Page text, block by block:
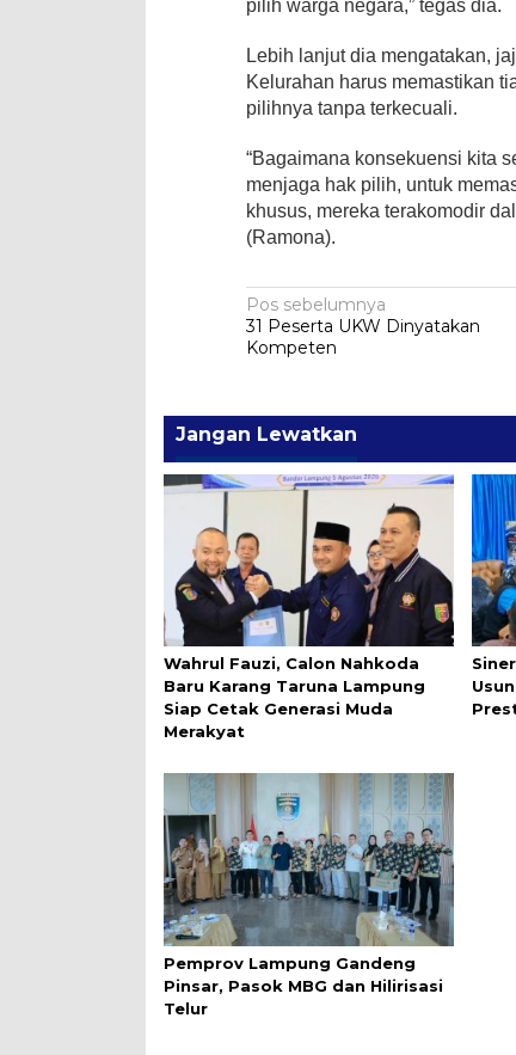
pilih warga negara,” tegas dia.
Lebih lanjut dia mengatakan,
Kelurahan harus memastikan
pilihnya tanpa terkecuali.
“Bagaimana konsekuensi kita
menjaga hak pilih, untuk
khusus, mereka terakomodir
(Ramona).
Navigasi
pos
Pos sebelumnya
31 Peserta UKW Dinyatakan
Kompeten
Jangan Lewatkan
Wahrul Fauzi, Calon Nahkoda
Baru Karang Taruna Lampung
Siap Cetak Generasi Muda
Merakyat
Pemprov Lampung Gandeng
Pinsar, Pasok MBG dan Hilirisasi
Telur